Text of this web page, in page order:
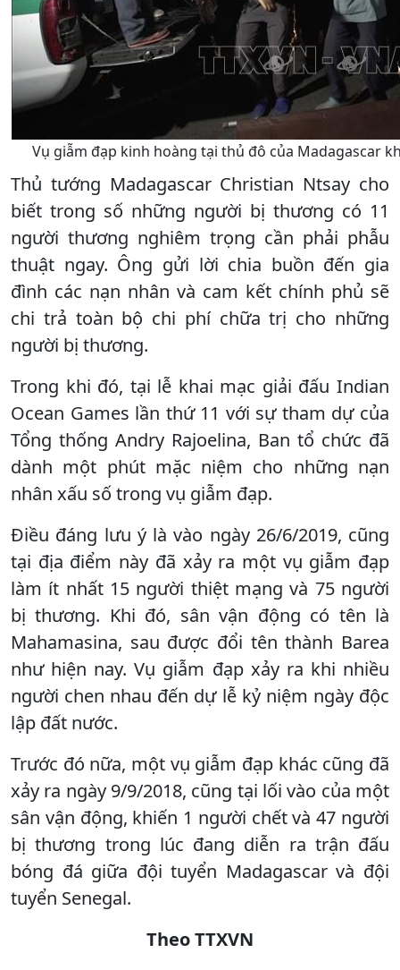
Vụ giẫm đạp kinh hoàng tại thủ đô của Madagascar
Thủ tướng Madagascar Christian Ntsay cho
biết trong số những người bị thương có 11
người thương nghiêm trọng cần phải phẫu
thuật ngay. Ông gửi lời chia buồn đến gia
đình các nạn nhân và cam kết chính phủ sẽ
chi trả toàn bộ chi phí chữa trị cho những
người bị thương.
Trong khi đó, tại lễ khai mạc giải đấu Indian
Ocean Games lần thứ 11 với sự tham dự của
Tổng thống Andry Rajoelina, Ban tổ chức đã
dành một phút mặc niệm cho những nạn
nhân xấu số trong vụ giẫm đạp.
Điều đáng lưu ý là vào ngày 26/6/2019, cũng
tại địa điểm này đã xảy ra một vụ giẫm đạp
làm ít nhất 15 người thiệt mạng và 75 người
bị thương. Khi đó, sân vận động có tên là
Mahamasina, sau được đổi tên thành Barea
như hiện nay. Vụ giẫm đạp xảy ra khi nhiều
người chen nhau đến dự lễ kỷ niệm ngày độc
lập đất nước.
Trước đó nữa, một vụ giẫm đạp khác cũng đã
xảy ra ngày 9/9/2018, cũng tại lối vào của một
sân vận động, khiến 1 người chết và 47 người
bị thương trong lúc đang diễn ra trận đấu
bóng đá giữa đội tuyển Madagascar và đội
tuyển Senegal.
Theo TTXVN